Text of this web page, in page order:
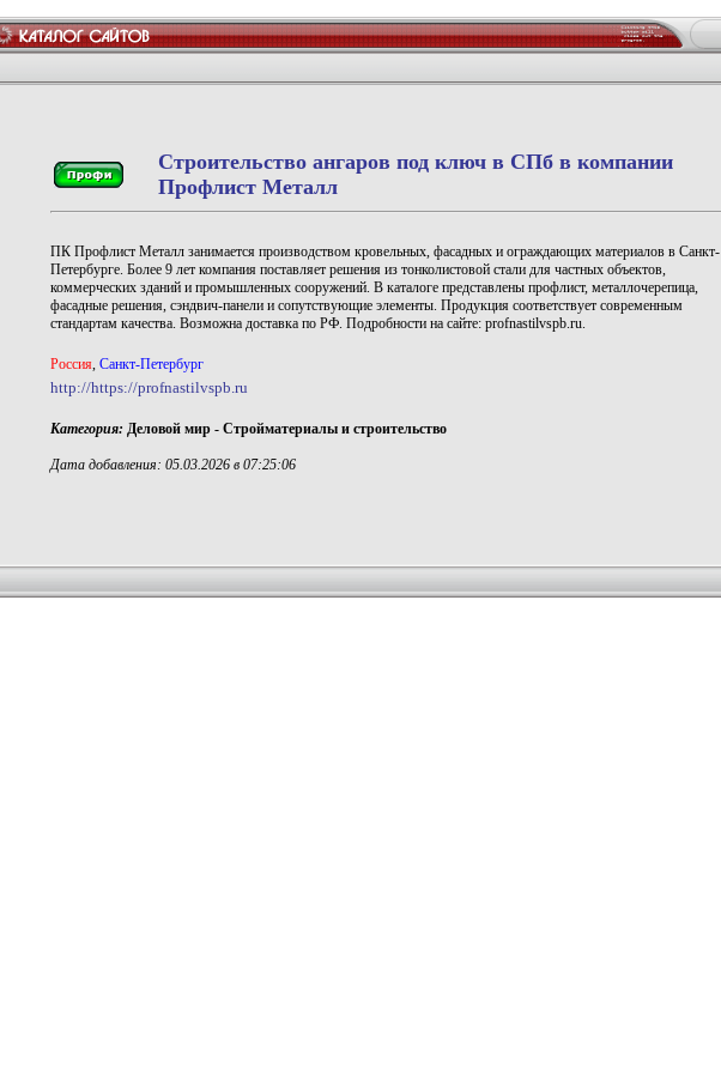
Строительство ангаров под ключ в СПб в компании
Профлист Металл
ПК Профлист Металл занимается производством кровельных, фасадных и ограждающих материалов в Санкт-
Петербурге. Более 9 лет компания поставляет решения из тонколистовой стали для частных объектов,
коммерческих зданий и промышленных сооружений. В каталоге представлены профлист, металлочерепица,
фасадные решения, сэндвич-панели и сопутствующие элементы. Продукция соответствует современным
стандартам качества. Возможна доставка по РФ. Подробности на сайте: profnastilvspb.ru.
Роccия, Санкт-Петербург
http://https://profnastilvspb.ru
Категория: Деловой мир - Стройматериалы и строительство
Дата добавления: 05.03.2026 в 07:25:06